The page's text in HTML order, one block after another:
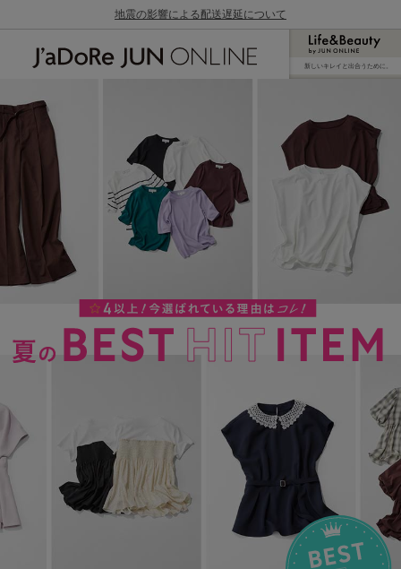
地震の影響による配送遅延について
オンライン）
新しいキレイと出合うために。